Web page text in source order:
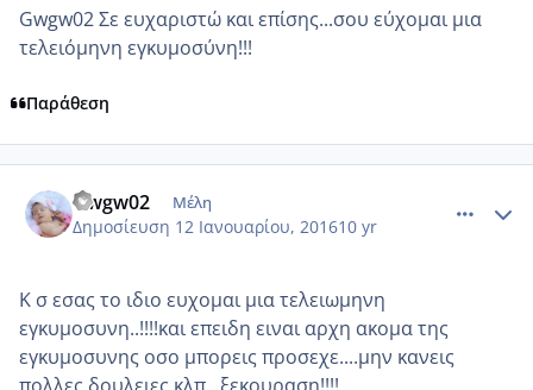
Gwgw02 Σε ευχαριστώ και επίσης...σου εύχομαι μια
τελειόμηνη εγκυμοσύνη!!!
Παράθεση
Gwgw02 Μέλη
Δημοσίευση 12 Ιανουαρίου, 201610 yr
Κ σ εσας το ιδιο ευχομαι μια τελειωμηνη
εγκυμοσυνη..!!!!και επειδη ειναι αρχη ακομα της
εγκυμοσυνης οσο μπορεις προσεχε....μην κανεις